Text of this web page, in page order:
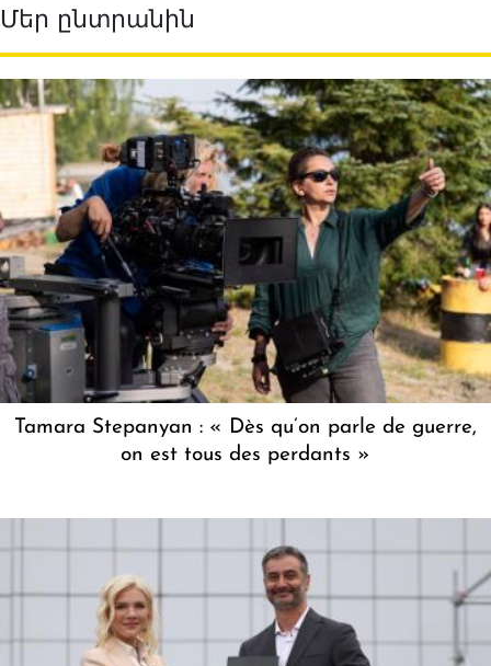
Մեր ընտրանին
Tamara Stepanyan : « Dès qu’on parle de guerre,
on est tous des perdants »